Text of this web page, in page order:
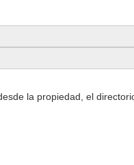
la propiedad, el